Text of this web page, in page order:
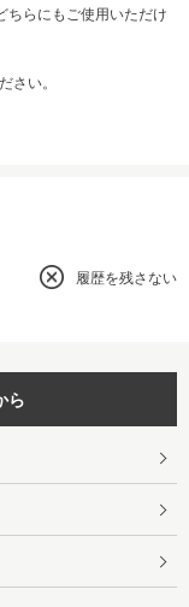
ちらにもご使用いただけ
さい。
履歴を残さない
ら